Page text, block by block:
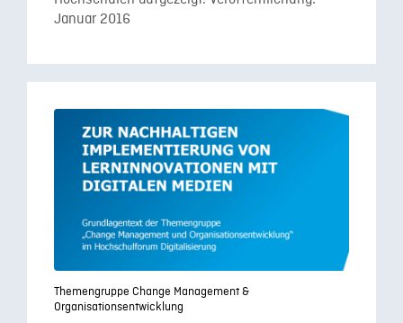
Januar 2016
Themengruppe Change Management &
Organisationsentwicklung